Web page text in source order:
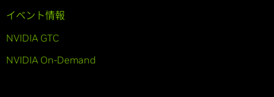
イベント情報
NVIDIA GTC
NVIDIA On-Demand